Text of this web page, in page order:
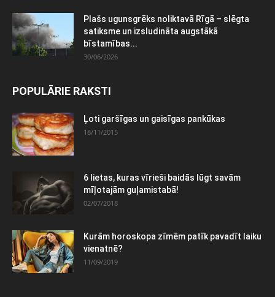
Plašs ugunsgrēks noliktavā Rīgā – slēgta
satiksme un izsludināta augstākā
bīstamības...
30/06/2026
POPULĀRIE RAKSTI
Ļoti garšīgas un gaisīgas pankūkas
18/11/2015
6 lietas, kuras vīrieši baidās lūgt savām
mīļotajām guļamistabā!
02/07/2018
Kurām horoskopa zīmēm patīk pavadīt laiku
vienatnē?
11/09/2019